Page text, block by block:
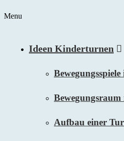
Menu
Ideen Kinderturnen
Aufbau einer